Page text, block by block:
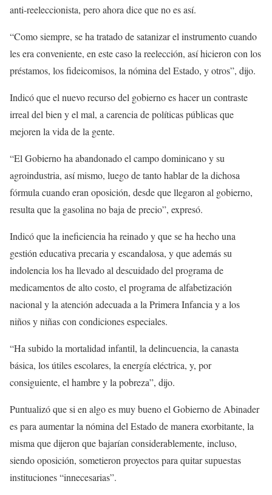
anti-reeleccionista, pero ahora dice que no es así.
“Como siempre, se ha tratado de satanizar el instrumento cuando
les era conveniente, en este caso la reelección, así hicieron con los
préstamos, los fideicomisos, la nómina del Estado, y otros”, dijo.
Indicó que el nuevo recurso del gobierno es hacer un contraste
irreal del bien y el mal, a carencia de políticas públicas que
mejoren la vida de la gente.
“El Gobierno ha abandonado el campo dominicano y su
agroindustria, así mismo, luego de tanto hablar de la dichosa
fórmula cuando eran oposición, desde que llegaron al gobierno,
resulta que la gasolina no baja de precio”, expresó.
Indicó que la ineficiencia ha reinado y que se ha hecho una
gestión educativa precaria y escandalosa, y que además su
indolencia los ha llevado al descuidado del programa de
medicamentos de alto costo, el programa de alfabetización
nacional y la atención adecuada a la Primera Infancia y a los
niños y niñas con condiciones especiales.
“Ha subido la mortalidad infantil, la delincuencia, la canasta
básica, los útiles escolares, la energía eléctrica, y, por
consiguiente, el hambre y la pobreza”, dijo.
Puntualizó que si en algo es muy bueno el Gobierno de Abinader
es para aumentar la nómina del Estado de manera exorbitante, la
misma que dijeron que bajarían considerablemente, incluso,
siendo oposición, sometieron proyectos para quitar supuestas
instituciones “innecesarias”.